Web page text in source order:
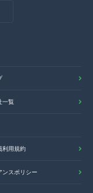
一覧
利用規約
ンスポリシー